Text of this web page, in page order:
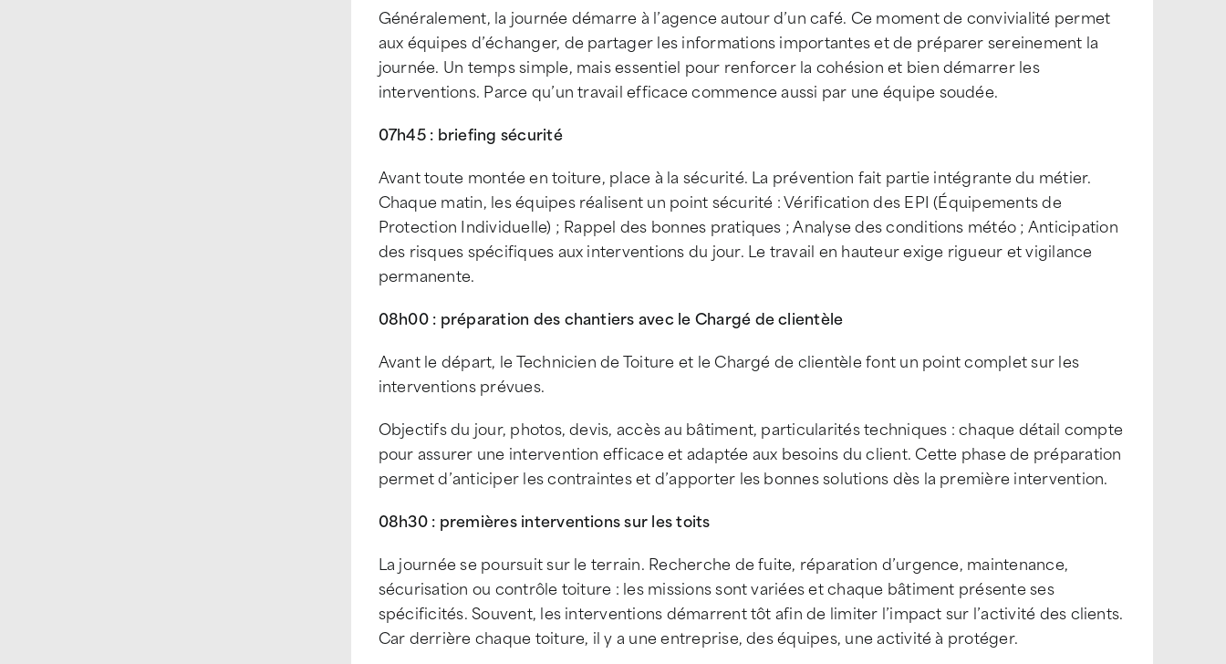
Généralement, la journée démarre à l’agence autour d’un café. Ce moment de convivialité permet
aux équipes d’échanger, de partager les informations importantes et de préparer sereinement la
journée. Un temps simple, mais essentiel pour renforcer la cohésion et bien démarrer les
interventions. Parce qu’un travail efficace commence aussi par une équipe soudée.
07h45 : briefing sécurité
Avant toute montée en toiture, place à la sécurité. La prévention fait partie intégrante du métier.
Chaque matin, les équipes réalisent un point sécurité : Vérification des EPI (Équipements de
Protection Individuelle) ; Rappel des bonnes pratiques ; Analyse des conditions météo ; Anticipation
des risques spécifiques aux interventions du jour. Le travail en hauteur exige rigueur et vigilance
permanente.
08h00 : préparation des chantiers avec le Chargé de clientèle
Avant le départ, le Technicien de Toiture et le Chargé de clientèle font un point complet sur les
interventions prévues.
Objectifs du jour, photos, devis, accès au bâtiment, particularités techniques : chaque détail compte
pour assurer une intervention efficace et adaptée aux besoins du client. Cette phase de préparation
permet d’anticiper les contraintes et d’apporter les bonnes solutions dès la première intervention.
08h30 : premières interventions sur les toits
La journée se poursuit sur le terrain. Recherche de fuite, réparation d’urgence, maintenance,
sécurisation ou contrôle toiture : les missions sont variées et chaque bâtiment présente ses
spécificités. Souvent, les interventions démarrent tôt afin de limiter l’impact sur l’activité des clients.
Car derrière chaque toiture, il y a une entreprise, des équipes, une activité à protéger.